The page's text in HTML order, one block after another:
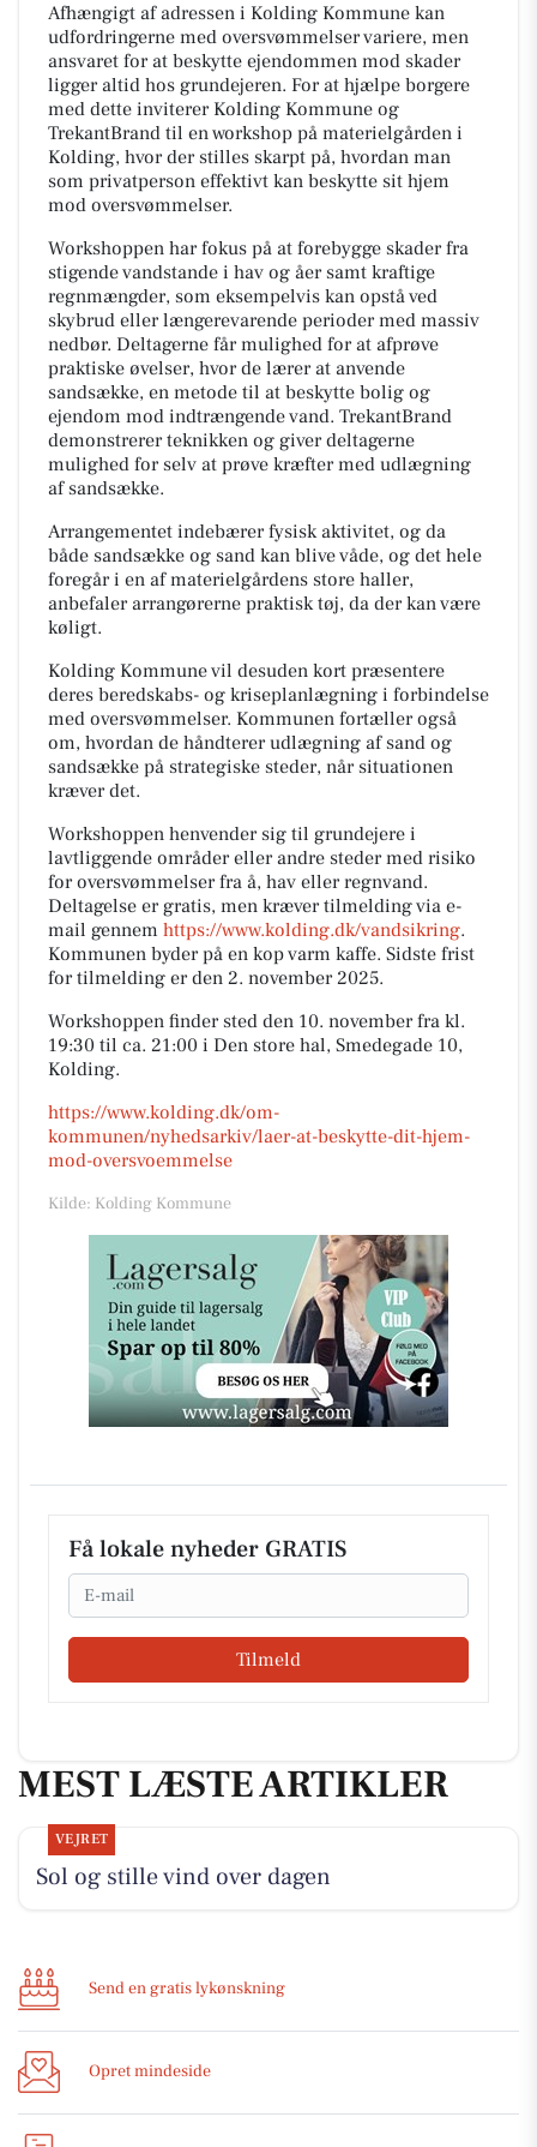
Afhængigt af adressen i Kolding Kommune kan
udfordringerne med oversvømmelser variere, men
ansvaret for at beskytte ejendommen mod skader
ligger altid hos grundejeren. For at hjælpe borgere
med dette inviterer Kolding Kommune og
TrekantBrand til en workshop på materielgården i
Kolding, hvor der stilles skarpt på, hvordan man
som privatperson effektivt kan beskytte sit hjem
mod oversvømmelser.
Workshoppen har fokus på at forebygge skader fra
stigende vandstande i hav og åer samt kraftige
regnmængder, som eksempelvis kan opstå ved
skybrud eller længerevarende perioder med massiv
nedbør. Deltagerne får mulighed for at afprøve
praktiske øvelser, hvor de lærer at anvende
sandsække, en metode til at beskytte bolig og
ejendom mod indtrængende vand. TrekantBrand
demonstrerer teknikken og giver deltagerne
mulighed for selv at prøve kræfter med udlægning
af sandsække.
Arrangementet indebærer fysisk aktivitet, og da
både sandsække og sand kan blive våde, og det hele
foregår i en af materielgårdens store haller,
anbefaler arrangørerne praktisk tøj, da der kan være
køligt.
Kolding Kommune vil desuden kort præsentere
deres beredskabs- og kriseplanlægning i forbindelse
med oversvømmelser. Kommunen fortæller også
om, hvordan de håndterer udlægning af sand og
sandsække på strategiske steder, når situationen
kræver det.
Workshoppen henvender sig til grundejere i
lavtliggende områder eller andre steder med risiko
for oversvømmelser fra å, hav eller regnvand.
Deltagelse er gratis, men kræver tilmelding via e-
mail gennem https://www.kolding.dk/vandsikring.
Kommunen byder på en kop varm kaffe. Sidste frist
for tilmelding er den 2. november 2025.
Workshoppen finder sted den 10. november fra kl.
19:30 til ca. 21:00 i Den store hal, Smedegade 10,
Kolding.
https://www.kolding.dk/om-
kommunen/nyhedsarkiv/laer-at-beskytte-dit-hjem-
mod-oversvoemmelse
Kilde: Kolding Kommune
Få lokale nyheder GRATIS
Email
Tilmeld
MEST LÆSTE ARTIKLER
VEJRET
Sol og stille vind over dagen
Send en gratis lykønskning
Opret mindeside